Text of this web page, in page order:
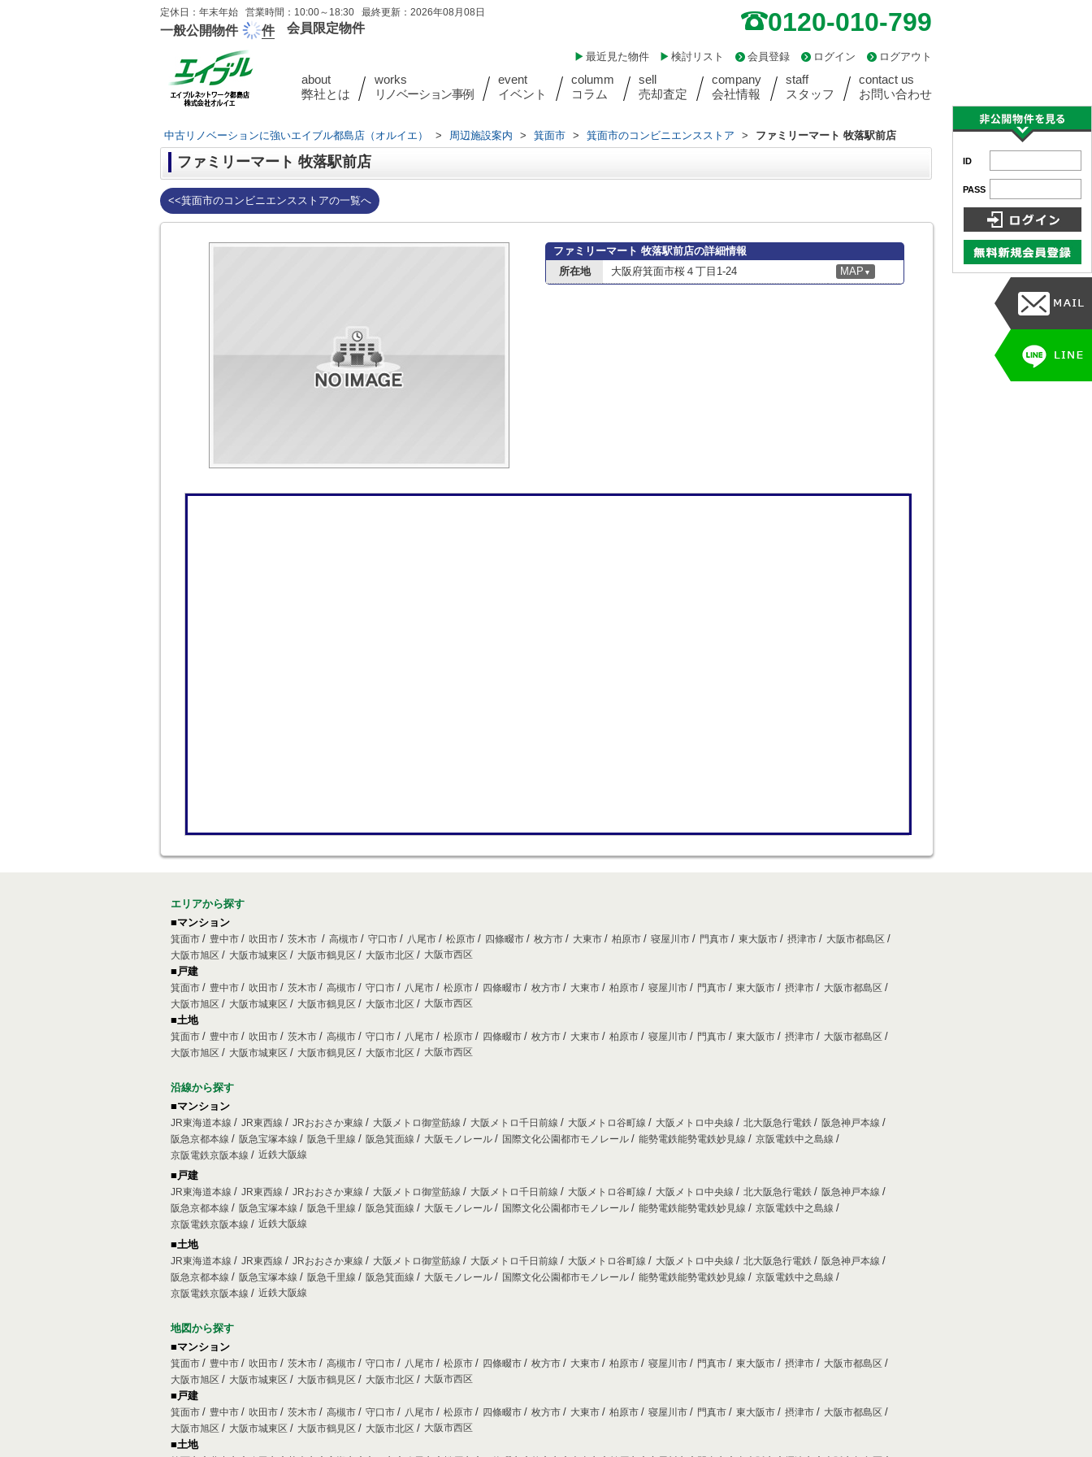
定休日：年末年始 営業時間：10:00～18:30 最終更新：2026年08月08日
一般公開物件 件 会員限定物件 0120-010-799
ログアウト
ログイン
会員登録
検討リスト
最近見た物件
about
弊社とは
works
リノベーション事例
event
イベント
columm
コラム
sell
売却査定
company
会社情報
staff
スタッフ
contact us
お問い合わせ
中古リノベーションに強いエイブル都島店（オルイエ） > 周辺施設案内 > 箕面市 > 箕面市のコンビニエンスストア > ファミリーマート 牧落駅前店
ファミリーマート 牧落駅前店
<<箕面市のコンビニエンスストアの一覧へ
ファミリーマート 牧落駅前店の詳細情報
所在地
大阪府箕面市桜４丁目1-24 MAP ▼
エリアから探す
■マンション
箕面市 豊中市 吹田市 茨木市 高槻市 守口市 八尾市 松原市 四條畷市 枚方市 大東市 柏原市 寝屋川市 門真市 東大阪市 摂津市
大阪市都島区
大阪市旭区
大阪市城東区 大阪市鶴見区 大阪市北区 大阪市西区
■戸建
箕面市 豊中市 吹田市 茨木市 高槻市 守口市 八尾市 松原市 四條畷市 枚方市 大東市 柏原市 寝屋川市 門真市 東大阪市 摂津市
大阪市都島区
大阪市旭区
大阪市城東区 大阪市鶴見区 大阪市北区 大阪市西区
■土地
箕面市 豊中市 吹田市 茨木市 高槻市 守口市 八尾市 松原市 四條畷市 枚方市 大東市 柏原市 寝屋川市 門真市 東大阪市 摂津市
大阪市都島区
大阪市旭区
大阪市城東区 大阪市鶴見区 大阪市北区 大阪市西区
沿線から探す
■マンション
JR東海道本線 JR東西線 JRおおさか東線 大阪メトロ御堂筋線 大阪メトロ千日前線 大阪メトロ谷町線 大阪メトロ中央線 北大阪急行電鉄
阪急神戸本線
阪急京都本線
阪急宝塚本線 阪急千里線 阪急箕面線 大阪モノレール 国際文化公園都市モノレール 能勢電鉄能勢電鉄妙見線
京阪電鉄中之島線
京阪電鉄京阪本線
近鉄大阪線
■戸建
JR東海道本線 JR東西線 JRおおさか東線 大阪メトロ御堂筋線 大阪メトロ千日前線 大阪メトロ谷町線 大阪メトロ中央線 北大阪急行電鉄
阪急神戸本線
阪急京都本線
阪急宝塚本線 阪急千里線 阪急箕面線 大阪モノレール 国際文化公園都市モノレール 能勢電鉄能勢電鉄妙見線
京阪電鉄中之島線
京阪電鉄京阪本線
近鉄大阪線
■土地
JR東海道本線 JR東西線 JRおおさか東線 大阪メトロ御堂筋線 大阪メトロ千日前線 大阪メトロ谷町線 大阪メトロ中央線 北大阪急行電鉄
阪急神戸本線
阪急京都本線
阪急宝塚本線 阪急千里線 阪急箕面線 大阪モノレール 国際文化公園都市モノレール 能勢電鉄能勢電鉄妙見線
京阪電鉄中之島線
京阪電鉄京阪本線
近鉄大阪線
地図から探す
■マンション
箕面市 豊中市 吹田市 茨木市 高槻市 守口市 八尾市 松原市 四條畷市 枚方市 大東市 柏原市 寝屋川市 門真市 東大阪市 摂津市
大阪市都島区
大阪市旭区
大阪市城東区 大阪市鶴見区 大阪市北区 大阪市西区
■戸建
箕面市 豊中市 吹田市 茨木市 高槻市 守口市 八尾市 松原市 四條畷市 枚方市 大東市 柏原市 寝屋川市 門真市 東大阪市 摂津市
大阪市都島区
大阪市旭区
大阪市城東区 大阪市鶴見区 大阪市北区 大阪市西区
■土地
ID
PASS